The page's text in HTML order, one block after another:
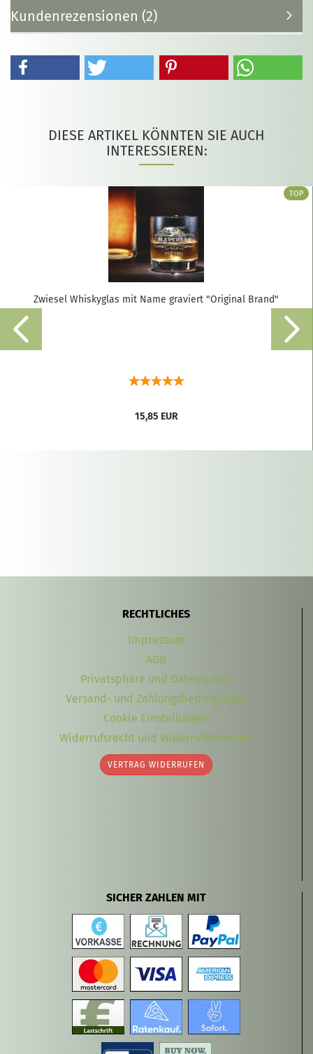
Kundenrezensionen (2)
DIESE ARTIKEL KÖNNTEN SIE AUCH
INTERESSIEREN:
TOP
Zwiesel Whiskyglas mit Name graviert "Original Brand"
15,85 EUR
RECHTLICHES
Impressum
AGB
Privatsphäre und Datenschutz
Versand- und Zahlungsbedingungen
Cookie Einstellungen
Widerrufsrecht und Widerrufsformular
VERTRAG WIDERRUFEN
SICHER ZAHLEN MIT